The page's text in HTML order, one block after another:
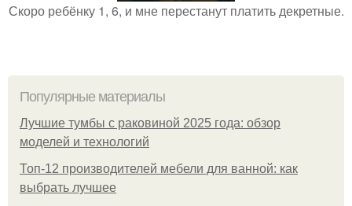
Скоро ребёнку 1, 6, и мне перестанут платить декретные.
Популярные материалы
Лучшие тумбы с раковиной 2025 года: обзор
моделей и технологий
Топ-12 производителей мебели для ванной: как
выбрать лучшее